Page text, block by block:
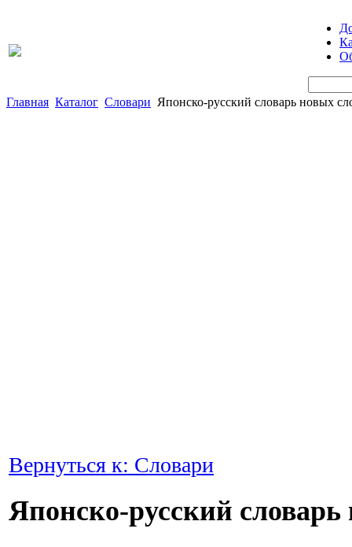
Главная Каталог Словари Японско-русский словарь новых
Вернуться к: Словари
Японско-русский словарь